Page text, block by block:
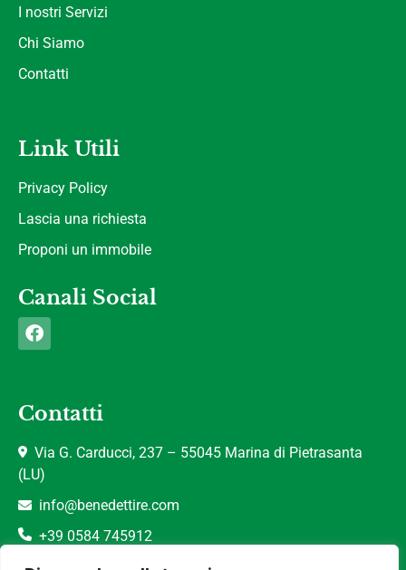
I nostri Servizi
Chi Siamo
Contatti
Link Utili
Privacy Policy
Lascia una richiesta
Proponi un immobile
Canali Social
Contatti
Via G. Carducci, 237 – 55045 Marina di Pietrasanta
(LU)
info@benedettire.com
+39 0584 745912